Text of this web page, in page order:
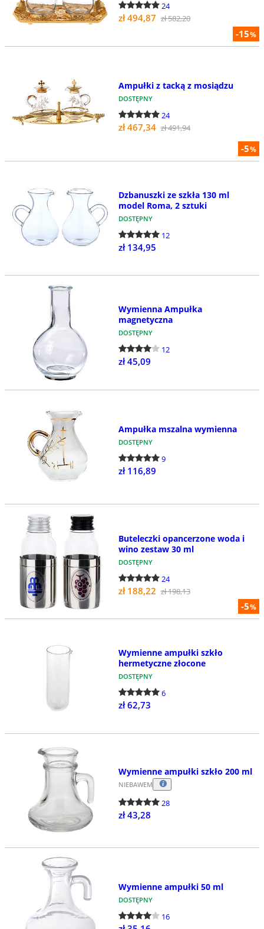
-15%
24
zł 494,87 zł 582,20
-5%
Ampułki z tacką z mosiądzu
DOSTĘPNY
24
zł 467,34 zł 491,94
Dzbanuszki ze szkła 130 ml
model Roma, 2 sztuki
DOSTĘPNY
12
zł 134,95
Wymienna Ampułka
magnetyczna
DOSTĘPNY
12
zł 45,09
Ampułka mszalna wymienna
DOSTĘPNY
9
zł 116,89
-5%
Buteleczki opancerzone woda i
wino zestaw 30 ml
DOSTĘPNY
24
zł 188,22 zł 198,13
Wymienne ampułki szkło
hermetyczne złocone
DOSTĘPNY
6
zł 62,73
Wymienne ampułki szkło 200 ml
NIEBAWEM
28
zł 43,28
Wymienne ampułki 50 ml
DOSTĘPNY
16